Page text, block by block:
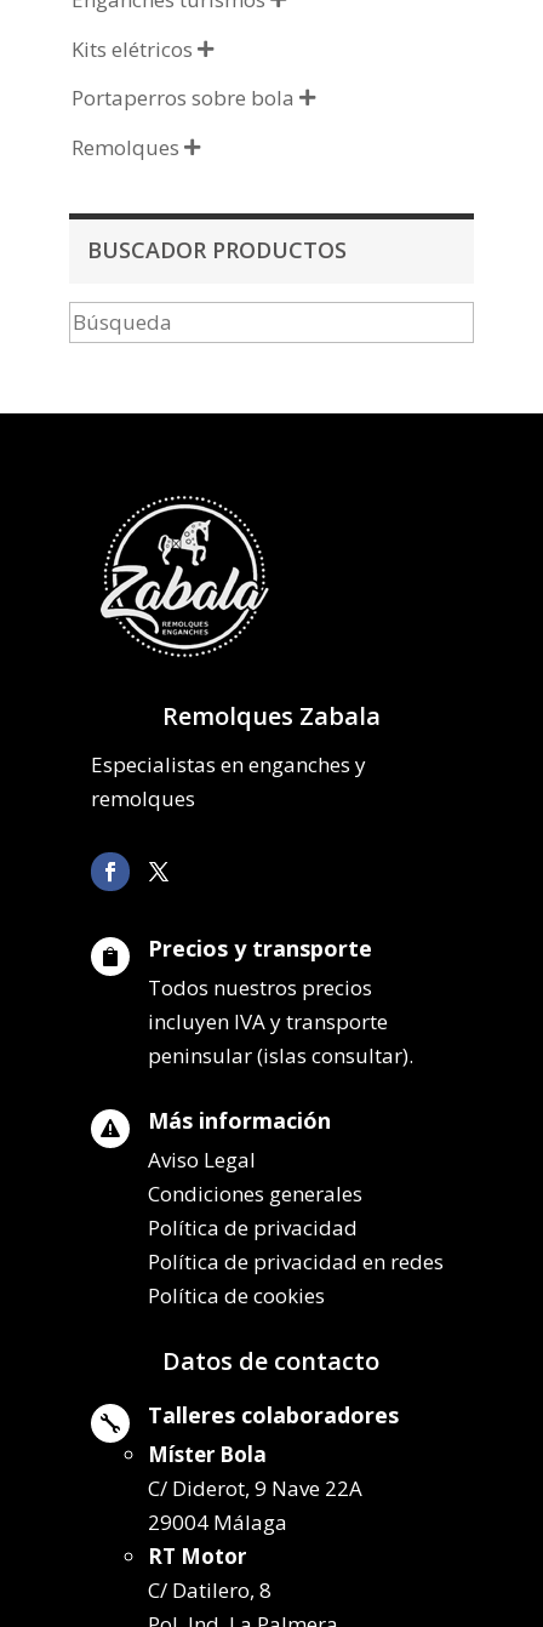
Kits elétricos 
Portaperros sobre bola 
Remolques 
BUSCADOR PRODUCTOS
Remolques Zabala
Especialistas en enganches y
remolques
 Precios y transporte
Todos nuestros precios
incluyen IVA y transporte
peninsular (islas consultar).
 Más información
Aviso Legal
Condiciones generales
Política de privacidad
Política de privacidad en redes
Política de cookies
Datos de contacto
 Talleres colaboradores
Míster Bola
C/ Diderot, 9 Nave 22A
29004 Málaga
RT Motor
C/ Datilero, 8